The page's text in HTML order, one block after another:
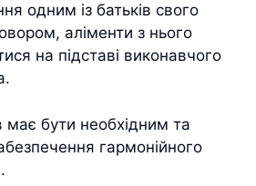
одним із батьків свого
аліменти з нього
на підставі виконавчого
має бути необхідним та
гармонійного